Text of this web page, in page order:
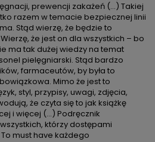
prewencji zakażeń (…) Takiej
razem w temacie bezpiecznej linii
Stąd wierzę, że będzie to
że jest on dla wszystkich – bo
ma tak dużej wiedzy na temat
pielęgniarski. Stąd bardzo
farmaceutów, by była to
Mimo że jest to
styl, przypisy, uwagi, zdjęcia,
że czyta się to jak książkę
i więcej (…) Podręcznik
którzy dostępami
must have każdego